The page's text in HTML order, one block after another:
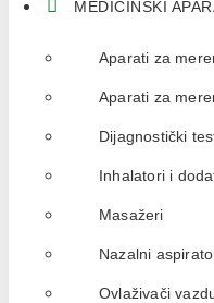
MEDICINSKI
Aparati za
Aparati za
Dijagnostički
Inhalatori i
Masažeri
Nazalni
Ovlaživači